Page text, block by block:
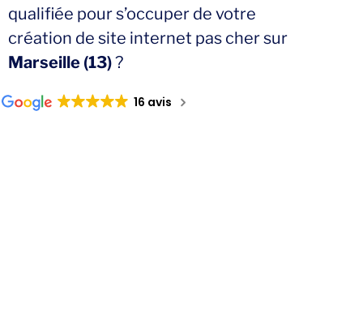
qualifiée pour s’occuper de votre
création de site internet pas cher sur
Marseille (13)?
16 avis